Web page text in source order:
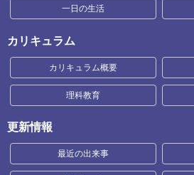
一日の生活
カリキュラム
カリキュラム概要
理科教育
更新情報
最近の出来事